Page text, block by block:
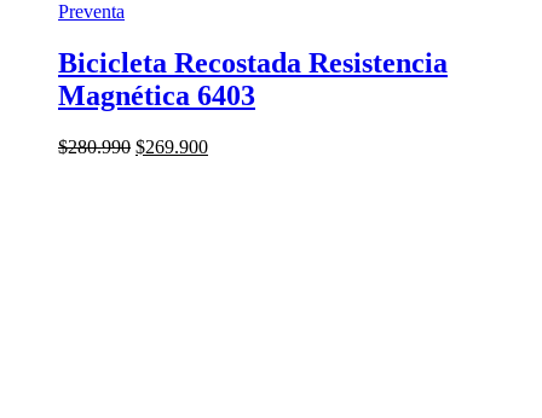
Preventa
Bicicleta Recostada Resistencia
Magnética 6403
$280.990 El
$269.900El